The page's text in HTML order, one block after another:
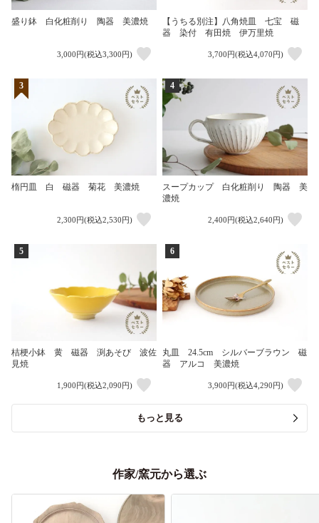
盛り鉢 白化粧削り 陶器 美濃焼
3,000円(税込3,300円)
【うちる別注】八角焼皿 七宝 磁
器 染付 有田焼 伊万里焼
3,700円(税込4,070円)
3
楕円皿 白 磁器 菊花 美濃焼
2,300円(税込2,530円)
4
スープカップ 白化粧削り 陶器 美
濃焼
2,400円(税込2,640円)
5
桔梗小鉢 黄 磁器 渕あそび 波佐
見焼
1,900円(税込2,090円)
6
丸皿 24.5cm シルバーブラウン 磁
器 アルコ 美濃焼
3,900円(税込4,290円)
もっと見る
作家/窯元から選ぶ